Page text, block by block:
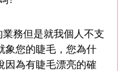
務但是就我個人不支
象您的睫毛，您為什
因為有睫毛漂亮的確